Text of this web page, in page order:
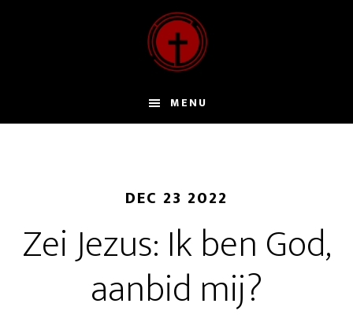
MENU
DEC 23 2022
Zei Jezus: Ik ben God,
aanbid mij?